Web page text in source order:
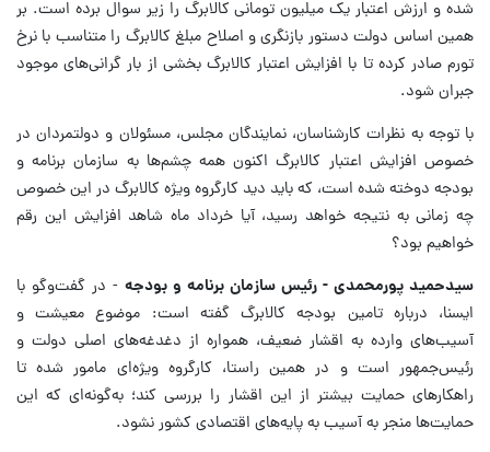
شده و ارزش اعتبار یک میلیون تومانی کالابرگ را زیر سوال برده است. بر
همین اساس دولت دستور بازنگری و اصلاح مبلغ کالابرگ را متناسب با نرخ
تورم صادر کرده تا با افزایش اعتبار کالابرگ بخشی از بار گرانی‌های موجود
جبران شود.
با توجه به نظرات کارشناسان، نمایندگان مجلس، مسئولان و دولتمردان در
خصوص افزایش اعتبار کالابرگ اکنون همه چشم‌ها به سازمان برنامه و
بودجه دوخته شده است، که باید دید کارگروه ویژه کالابرگ در این خصوص
چه زمانی به نتیجه خواهد رسید، آیا خرداد ماه شاهد افزایش این رقم
خواهیم بود؟
سیدحمید پورمحمدی - رئیس سازمان برنامه و بودجه - در گفت‌وگو با
ایسنا، درباره تامین بودجه کالابرگ گفته است: موضوع معیشت و
آسیب‌های وارده به اقشار ضعیف، همواره از دغدغه‌های اصلی دولت و
رئیس‌جمهور است و در همین راستا، کارگروه ویژه‌ای مامور شده تا
راهکارهای حمایت بیشتر از این اقشار را بررسی کند؛ به‌گونه‌ای که این
حمایت‌ها منجر به آسیب به پایه‌های اقتصادی کشور نشود.